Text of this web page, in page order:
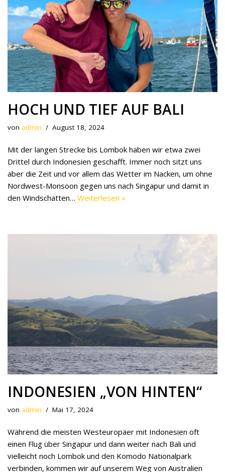
HOCH UND TIEF AUF BALI
von admin August 18, 2024
Mit der langen Strecke bis Lombok haben wir etwa zwei
Drittel durch Indonesien geschafft. Immer noch sitzt uns
aber die Zeit und vor allem das Wetter im Nacken, um ohne
Nordwest-Monsoon gegen uns nach Singapur und damit in
den Windschatten… Weiterlesen »
INDONESIEN „VON HINTEN“
von admin Mai 17, 2024
Während die meisten Westeuropäer mit Indonesien oft
einen Flug über Singapur und dann weiter nach Bali und
vielleicht noch Lombok und den Komodo Nationalpark
verbinden, kommen wir auf unserem Weg von Australien